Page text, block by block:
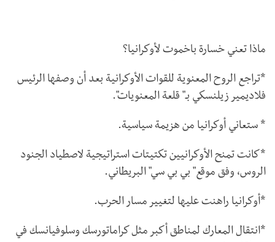
ماذا تعني خسارة باخموت لأوكرانيا؟
*تراجع الروح المعنوية للقوات الأوكرانية بعد أن وصفها الرئيس
فلاديمير زيلنسكي بـ" قلعة المعنويات".
* ستعاني أوكرانيا من هزيمة سياسية.
*كانت تمنح الأوكرانيين تكتيتات استراتيجية لاصطياد الجنود
الروس، وفق موقع" بي بي سي" البريطاني.
*أوكرانيا راهنت عليها لتغيير مسار الحرب.
*انتقال المعارك لمناطق أكبر مثل كراماتورسك وسلوفيانسك في